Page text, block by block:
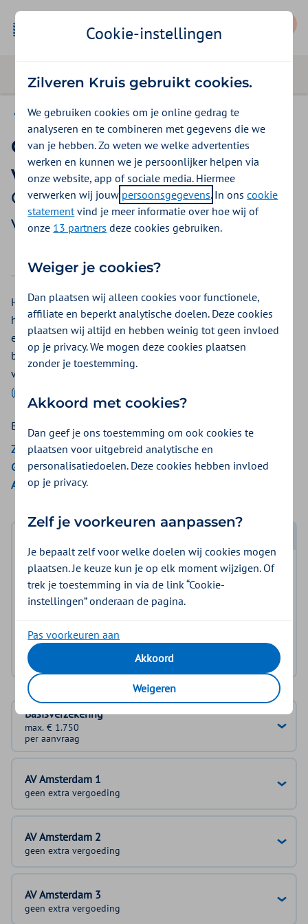
Gemeente Amsterdam
Ontharing van het gezicht
voor transvrouwen
Gemeente Amsterdam
vergoedingen 2026
2025 2026
Heeft u als transvrouw een behandeling voor ontharing van
het gelaat (gezicht) nodig? Bij Gemeente Amsterdam krijgt u
een mogelijke vergoeding vanuit uw basisverzekering. Wij
beoordelen of uw aanvraag voldoet aan de voorwaarden
van de VAV. Bekijk de
eenvoudiger geschreven voorwaarden
(pdf)
Bekijk de vergoedingen van:
Zilveren Kruis
Gemeenten Optimaal
Aon Vitaal
Log in en bekijk welke vergoeding en voorwaarden
voor u gelden.
Basisverzekering
max. € 1.750
per aanvraag
AV Amsterdam 1
geen extra vergoeding
AV Amsterdam 2
geen extra vergoeding
AV Amsterdam 3
geen extra vergoeding
Cookie-instellingen
Zilveren Kruis gebruikt cookies.
We gebruiken cookies om je online gedrag te
analyseren en te combineren met gegevens die we
van je hebben. Zo weten we welke advertenties
werken en kunnen we je persoonlijker helpen via
onze website, app of sociale media. Hiermee
verwerken wij jouw persoonsgegevens. In onscookie
statementvind je meer informatie over hoe wij of
onze 13 partners deze cookies gebruiken.
Weiger je cookies?
Dan plaatsen wij alleen cookies voor functionele,
affiliate en beperkt analytische doelen. Deze cookies
plaatsen wij altijd en hebben weinig tot geen invloed
op je privacy. We mogen deze cookies plaatsen
zonder je toestemming.
Akkoord met cookies?
Dan geef je ons toestemming om ook cookies te
plaatsen voor uitgebreid analytische en
personalisatiedoelen. Deze cookies hebben invloed
op je privacy.
Zelf je voorkeuren aanpassen?
Je bepaalt zelf voor welke doelen wij cookies mogen
plaatsen. Je keuze kun je op elk moment wijzigen. Of
trek je toestemming in via de link “Cookie-
instellingen” onderaan de pagina.
Pas voorkeuren aan
Akkoord
Weigeren